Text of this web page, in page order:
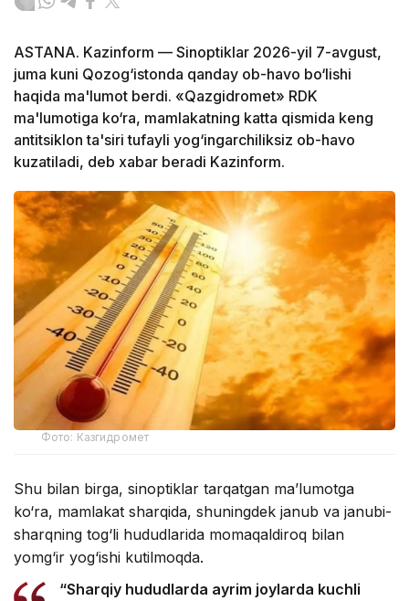
ASTANA. Kazinform — Sinoptiklar 2026-yil 7-avgust,
juma kuni Qozog‘istonda qanday ob-havo bo‘lishi
haqida ma'lumot berdi. «Qazgidromet» RDK
ma'lumotiga ko‘ra, mamlakatning katta qismida keng
antitsiklon ta'siri tufayli yog‘ingarchiliksiz ob-havo
kuzatiladi, deb xabar beradi Kazinform.
Фото: Казгидромет
Shu bilan birga, sinoptiklar tarqatgan ma’lumotga
ko‘ra, mamlakat sharqida, shuningdek janub va janubi-
sharqning tog‘li hududlarida momaqaldiroq bilan
yomg‘ir yog‘ishi kutilmoqda.
“Sharqiy hududlarda ayrim joylarda kuchli